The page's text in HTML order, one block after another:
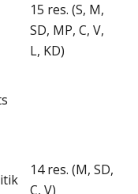
15 res. (S, M,
SD, MP, C, V,
L, KD)
14 res. (M, SD,
C, V)